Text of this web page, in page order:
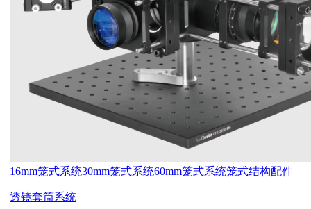
16mm笼式系统30mm笼式系统60mm笼式系统笼式结构配件
透镜套筒系统